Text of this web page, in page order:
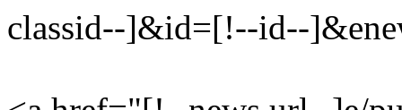
classid--]&id=[!--id--